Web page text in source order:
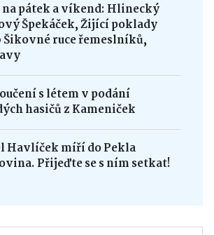
pátek a víkend: Hlinecký
Špekáček, Žijící poklady
Šikovné ruce řemeslníků,
s létem v podání
hasičů z Kameniček
Havlíček míří do Pekla
Přijeďte se s ním setkat!